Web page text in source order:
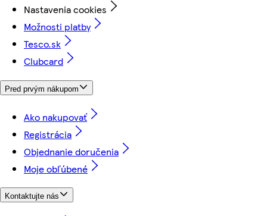
Nastavenia cookies
Možnosti platby
Tesco.sk
Clubcard
Pred prvým nákupom
Ako nakupovať
Registrácia
Objednanie doručenia
Moje obľúbené
Kontaktujte nás